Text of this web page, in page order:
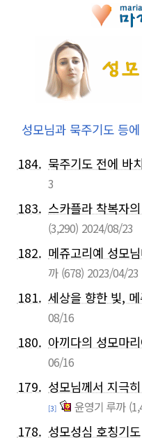
성모님과 묵주기도 등
184. 묵주기도 전에 바
3
183. 스카플라 착복자
(3,290) 2024/08/23
182. 메쥬고리예 성모
까 (678) 2023/04/23
181. 세상을 향한 빛,
08/16
180. 아끼다의 성모마
06/16
179. 성모님께서 지극
[3]
윤영기 루까
178. 성모성심 호칭기도